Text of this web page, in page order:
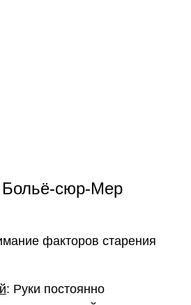
сюр-Мер
факторов старения
: Руки постоянно